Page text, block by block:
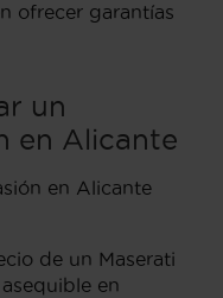
ofrecer garantías
un
en Alicante
en Alicante
de un Maserati
en